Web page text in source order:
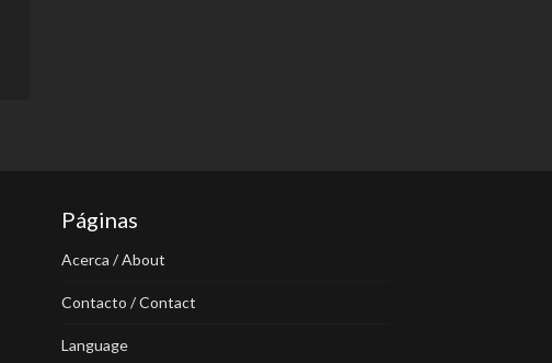
Páginas
Acerca / About
Contacto / Contact
Language